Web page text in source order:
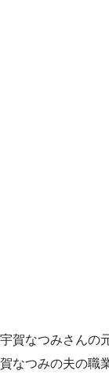
宇賀なつみさんの
賀なつみの夫の職